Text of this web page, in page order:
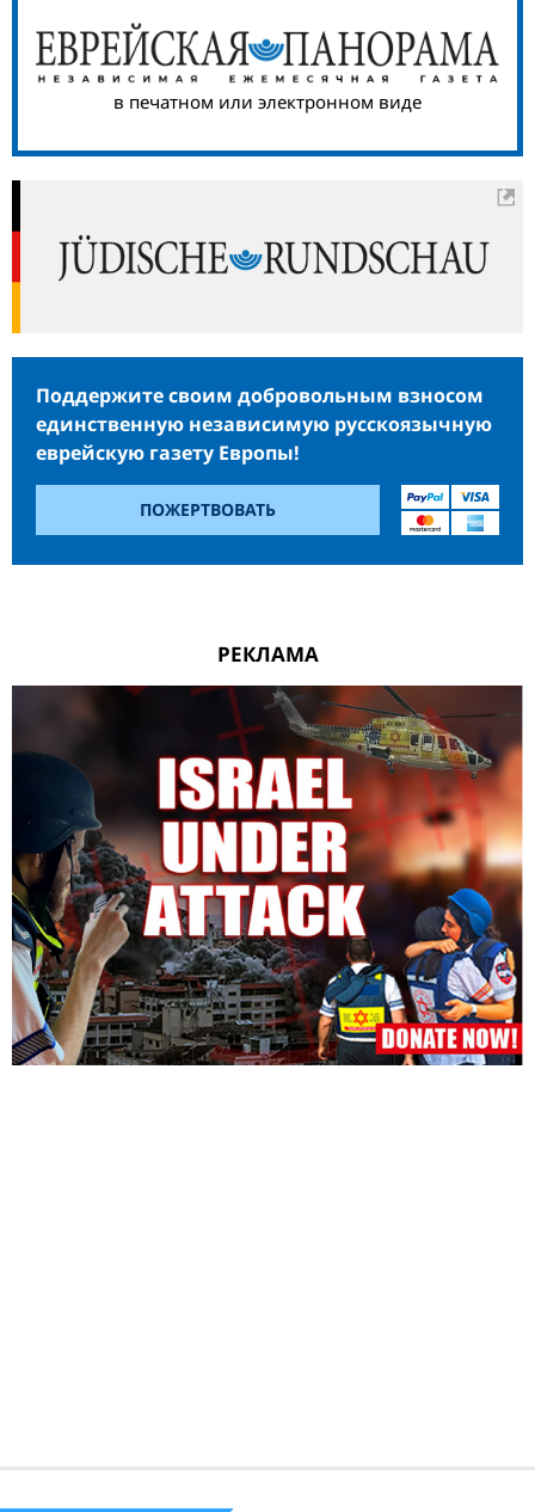
в печатном или электронном виде
Поддержите своим добровольным взносом
единственную независимую русскоязычную
еврейскую газету Европы!
ПОЖЕРТВОВАТЬ
РЕКЛАМА